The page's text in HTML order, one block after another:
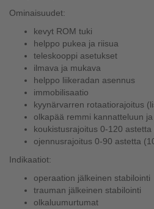
Ominaisuudet:
kevyt ROM tuki
helppo pukea ja riisua
teleskooppi asetukset
ilmava ja mukava
helppo liikeradan asennus
immobilisaatio
kyynärvarren rotaatiorajoitus
olkapää remmi kannatteluun
koukistusrajoitus 0-120
ojennusrajoitus 0-90 astetta
Indikaatiot:
operaation jälkeinen stabilointi
trauman jälkeinen stabilointi
olkaluumurtumat